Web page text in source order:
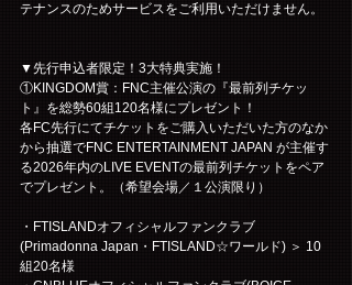
テナンスのためサービスをご利用いただけません。
▼先行申込者限定！3大特典実施！
①KINGDOM賞：FNC主催公演の『最前列チケッ
ト』を総勢60組120名様にプレゼント！
各FC先行にてチケットをご購入いただいた方のなか
から抽選でFNC ENTERTAINMENT JAPAN が主催す
る2026年内のLIVE EVENTの最前列チケットをペア
でプレゼント。（希望会場／１公演限り）
・FTISLANDオフィシャルファンクラブ
(Primadonna Japan・FTISLAND☆ワールド) ＞ 10
組20名様